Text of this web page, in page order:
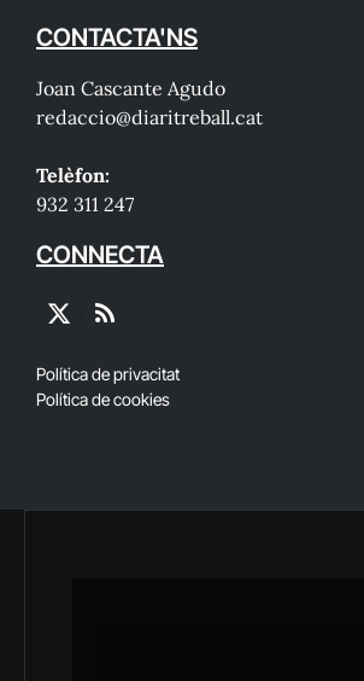
CONTACTA'NS
Joan Cascante Agudo
redaccio@diaritreball.cat
Telèfon:
932 311 247
CONNECTA
X
RSS
Política de privacitat
Política de cookies